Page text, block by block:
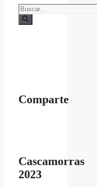
Buscar:
Comparte
Cascamorras
2023